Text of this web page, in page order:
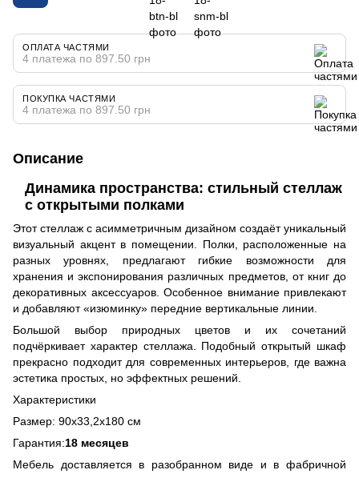
ОПЛАТА ЧАСТЯМИ
4 платежа по 897.50 грн
ПОКУПКА ЧАСТЯМИ
4 платежа по 897.50 грн
Описание
Динамика пространства: стильный стеллаж
с открытыми полками
Этот стеллаж с асимметричным дизайном создаёт уникальный
визуальный акцент в помещении. Полки, расположенные на
разных уровнях, предлагают гибкие возможности для
хранения и экспонирования различных предметов, от книг до
декоративных аксессуаров. Особенное внимание привлекают
и добавляют «изюминку» передние вертикальные линии.
Большой выбор природных цветов и их сочетаний
подчёркивает характер стеллажа. Подобный открытый шкаф
прекрасно подходит для современных интерьеров, где важна
эстетика простых, но эффектных решений.
Характеристики
Размер: 90х33,2х180 см
Гарантия:18 месяцев
Мебель доставляется в разобранном виде и в фабричной